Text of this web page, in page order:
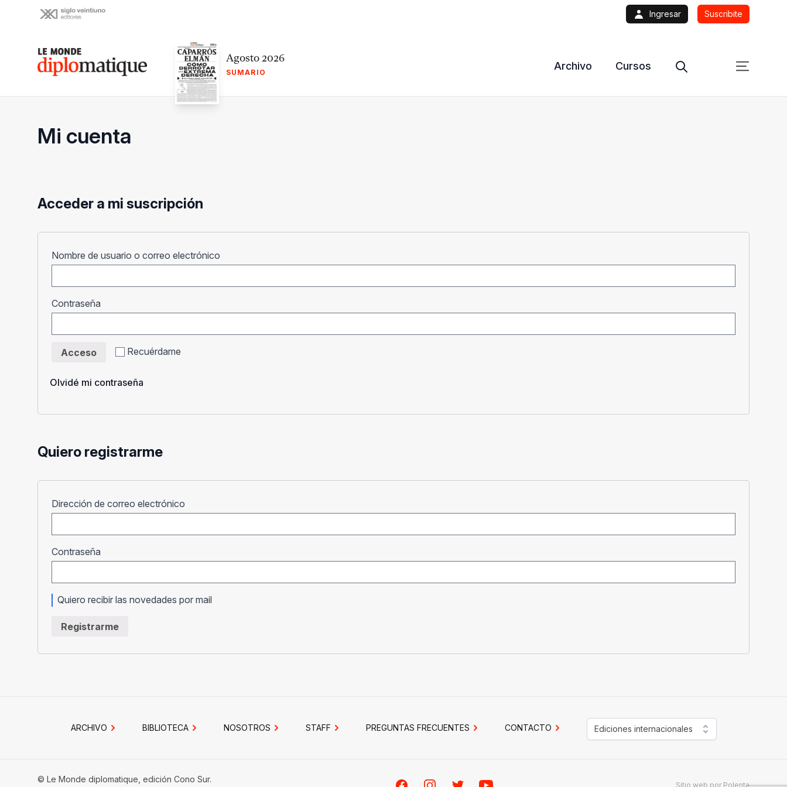
Ingresar Suscribite
Le monde diplomatique Agosto 2026
SUMARIO
Archivo Cursos
Mi cuenta
Acceder a mi suscripción
Nombre de usuario o correo electrónico
Contraseña
Recuérdame
Acceso
Olvidé mi contraseña
Quiero registrarme
Dirección de correo electrónico
Contraseña
Quiero recibir las novedades por mail
Registrarme
ARCHIVO BIBLIOTECA NOSOTROS STAFF PREGUNTAS FRECUENTES CONTACTO Ediciones internacionales
© Le Monde diplomatique, edición Cono Sur.
Sitio web por Polenta